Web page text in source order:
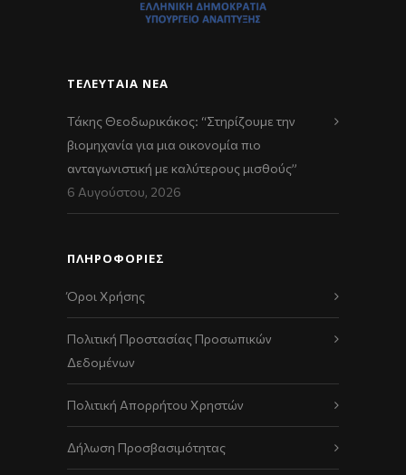
ΤΕΛΕΥΤΑΊΑ ΝΈΑ
Τάκης Θεοδωρικάκος: “Στηρίζουμε την
βιομηχανία για μια οικονομία πιο
ανταγωνιστική με καλύτερους μισθούς”
6 Αυγούστου, 2026
ΠΛΗΡΟΦΟΡΙΕΣ
Όροι Χρήσης
Πολιτική Προστασίας Προσωπικών
Δεδομένων
Πολιτική Απορρήτου Χρηστών
Δήλωση Προσβασιμότητας